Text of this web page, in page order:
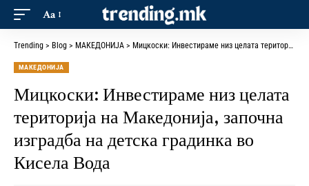
Aa
Trending > Blog > МАКЕДОНИЈА > Мицкоски: Инвестираме низ целата територија на Македонија, започна изградба на детска градинка во Кисела Вода
МАКЕДОНИЈА
Мицкоски: Инвестираме низ целата
територија на Македонија, започна
изградба на детска градинка во
Кисела Вода